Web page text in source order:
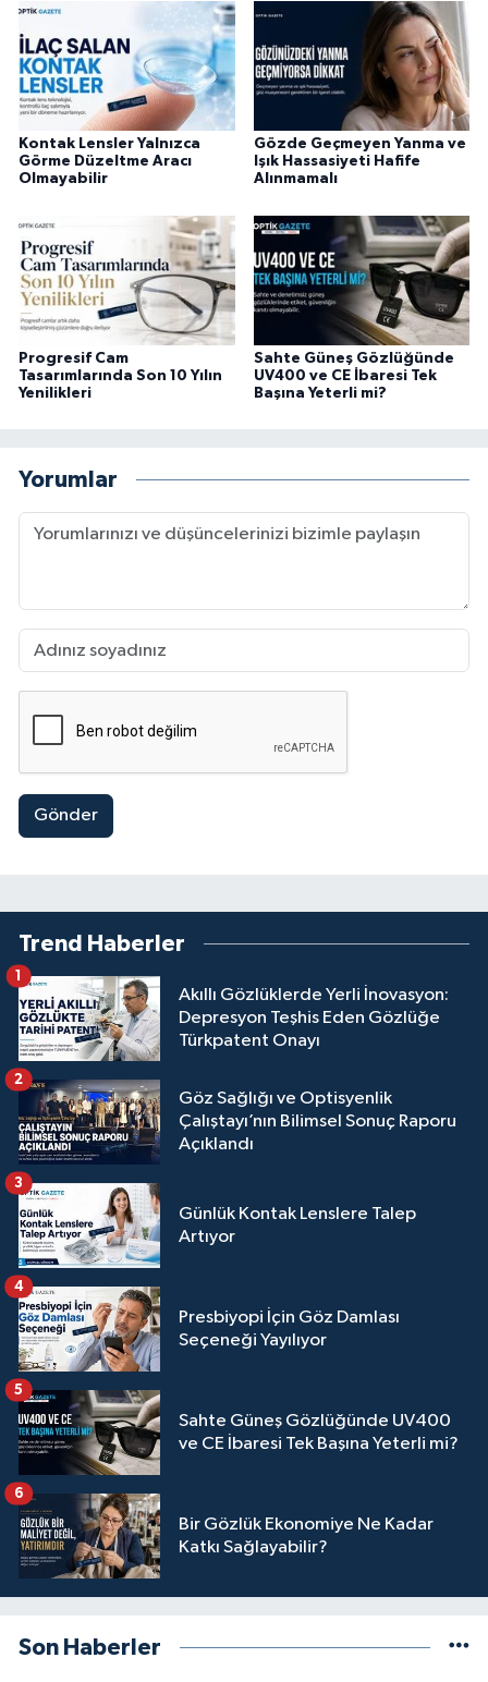
Kontak Lensler Yalnızca
Görme Düzeltme Aracı
Olmayabilir
Gözde Geçmeyen Yanma ve
Işık Hassasiyeti Hafife
Alınmamalı
Progresif Cam
Tasarımlarında Son 10 Yılın
Yenilikleri
Sahte Güneş Gözlüğünde
UV400 ve CE İbaresi Tek
Başına Yeterli mi?
Yorumlar
Gönder
Trend Haberler
Akıllı Gözlüklerde Yerli İnovasyon:
Depresyon Teşhis Eden Gözlüğe
Türkpatent Onayı
1
Göz Sağlığı ve Optisyenlik
Çalıştayı’nın Bilimsel Sonuç Raporu
Açıklandı
2
Günlük Kontak Lenslere Talep
Artıyor
3
Presbiyopi İçin Göz Damlası
Seçeneği Yayılıyor
4
Sahte Güneş Gözlüğünde UV400
ve CE İbaresi Tek Başına Yeterli mi?
5
Bir Gözlük Ekonomiye Ne Kadar
Katkı Sağlayabilir?
6
Son Haberler